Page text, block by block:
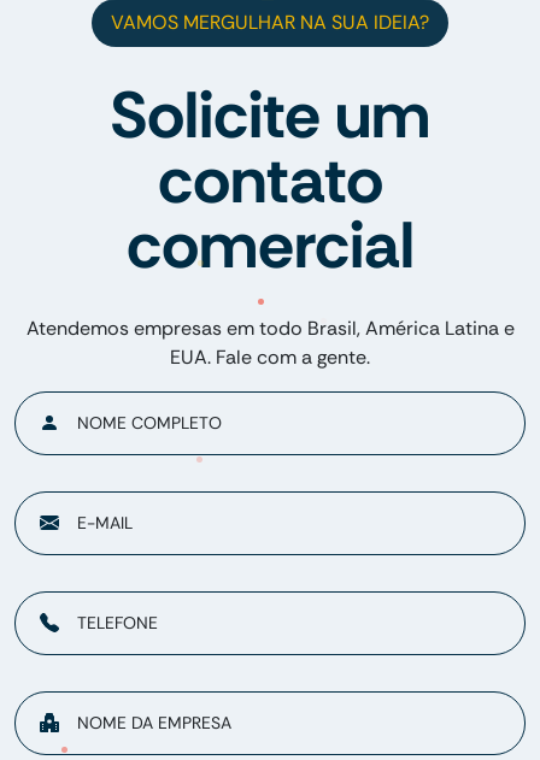
VAMOS MERGULHAR NA SUA IDEIA?
Solicite um
contato
comercial
Atendemos empresas em todo Brasil, América Latina e
EUA. Fale com a gente.
NOME COMPLETO
E-MAIL
TELEFONE
NOME DA EMPRESA